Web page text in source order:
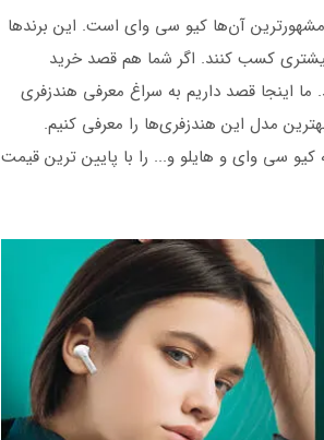
آن‌ها کیو سی وای است. این برندها
کسب کنند. اگر شما هم قصد خرید
ما اینجا قصد داریم به سراغ معرفی هندزفری
مدل این هندزفری‌ها را معرفی کنیم.
سی وای و هایلو و... را با پایین ترین قیمت